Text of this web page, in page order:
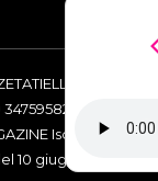
OFF via
3475958238 -
Iscrizione al
10 giugno 2019 - RG